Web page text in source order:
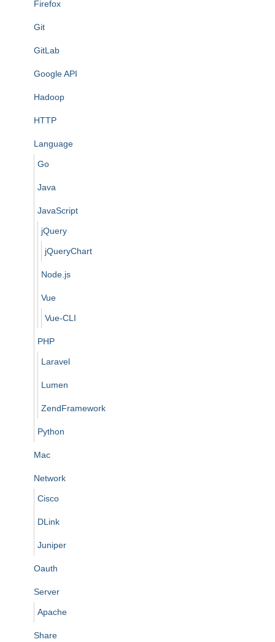
Firefox
Git
GitLab
Google API
Hadoop
HTTP
Language
Go
Java
JavaScript
jQuery
jQueryChart
Node.js
Vue
Vue-CLI
PHP
Laravel
Lumen
ZendFramework
Python
Mac
Network
Cisco
DLink
Juniper
Oauth
Server
Apache
Share